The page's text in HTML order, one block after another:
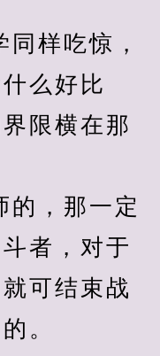
样吃惊，
么好比
限横在那
，那一定
者，对于
可结束战
。